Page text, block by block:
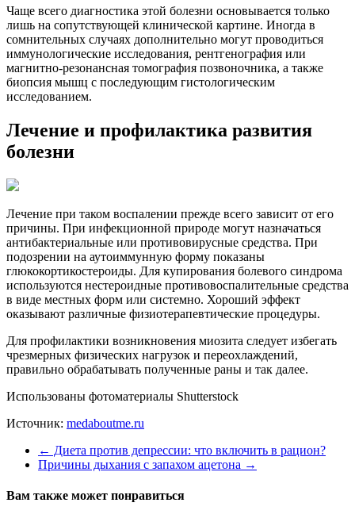
Чаще всего диагностика этой болезни основывается только
лишь на сопутствующей клинической картине. Иногда в
сомнительных случаях дополнительно могут проводиться
иммунологические исследования, рентгенография или
магнитно-резонансная томография позвоночника, а также
биопсия мышц с последующим гистологическим
исследованием.
Лечение и профилактика развития
болезни
Лечение при таком воспалении прежде всего зависит от его
причины. При инфекционной природе могут назначаться
антибактериальные или противовирусные средства. При
подозрении на аутоиммунную форму показаны
глюкокортикостероиды. Для купирования болевого синдрома
используются нестероидные противовоспалительные средства
в виде местных форм или системно. Хороший эффект
оказывают различные физиотерапевтические процедуры.
Для профилактики возникновения миозита следует избегать
чрезмерных физических нагрузок и переохлаждений,
правильно обрабатывать полученные раны и так далее.
Использованы фотоматериалы Shutterstock
Источник: medaboutme.ru
← Диета против депрессии: что включить в рацион?
Причины дыхания с запахом ацетона →
Вам также может понравиться